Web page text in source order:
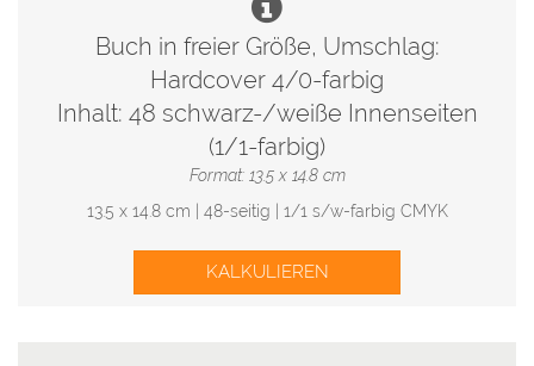
Buch in freier Größe, Umschlag:
Hardcover 4/0-farbig
Inhalt: 48 schwarz-/weiße Innenseiten
(1/1-farbig)
Format: 13.5 x 14.8 cm
13.5 x 14.8 cm | 48-seitig | 1/1 s/w-farbig CMYK
KALKULIEREN